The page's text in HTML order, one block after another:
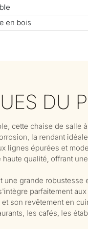
en bois
DU
cette chaise de salle
la rendant
lignes épurées et
qualité, offrant
grande
parfaitement
son revêtement en
les cafés, les